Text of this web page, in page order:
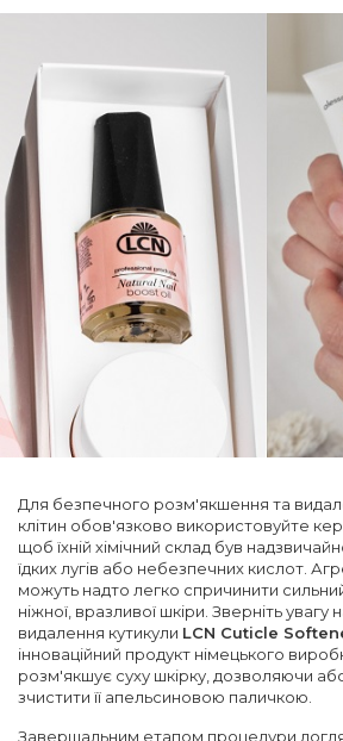
Для безпечного розм'якшення та
клітин обов'язково використовуйте
щоб їхній хімічний склад був
їдких лугів або небезпечних кислот.
можуть надто легко спричинити
ніжної, вразливої шкіри. Зверніть увагу
видалення кутикули LCN Cuticle
інноваційний продукт німецького
розм'якшує суху шкірку, дозволяючи
зчистити її апельсиновою паличкою.
Завершальним етапом процедури